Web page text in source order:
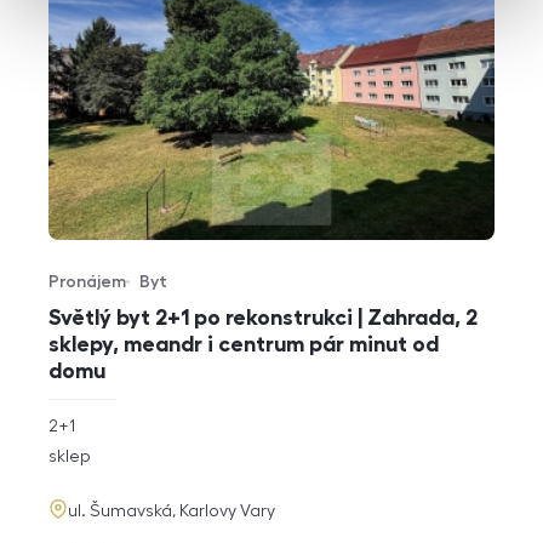
Světlý byt 2+1 po rekonstrukci | Zahrada, 2
sklepy, meandr i centrum pár minut od
domu
Typ nabídky
Pronájem
Typ nemovitosti
Byt
rozměry
2+1
funkce
sklep
adresa
ul. Šumavská, Karlovy Vary